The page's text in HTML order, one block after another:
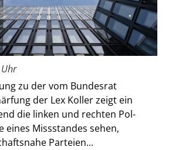
zu der vom Bundesrat
der Lex Koller zeigt ein
die linken und rechten Pol-
eines Missstandes sehen,
Parteien...